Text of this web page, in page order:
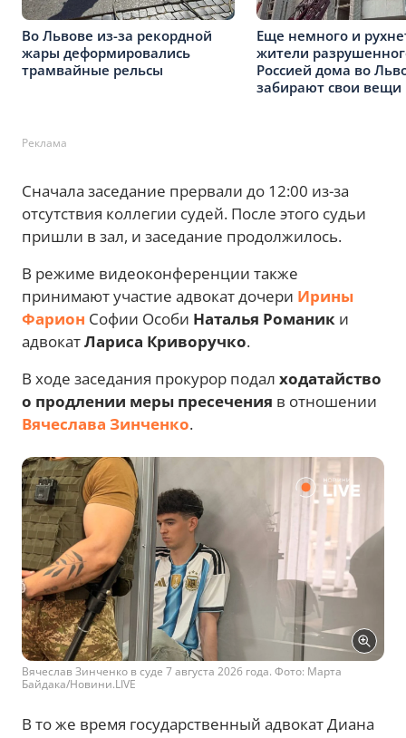
Во Львове из-за рекордной
жары деформировались
трамвайные рельсы
Еще немного и
жители
Россией дома во
забирают свои вещи
Реклама
Сначала заседание прервали до 12:00 из-за
отсутствия коллегии судей. После этого судьи
пришли в зал, и заседание продолжилось.
В режиме видеоконференции также
принимают участие адвокат дочери Ирины
Фарион Софии Особи Наталья Романик и
адвокатЛариса Криворучко.
В ходе заседания прокурор подал ходатайство
о продлении меры пресечения в отношении
Вячеслава Зинченко.
Вячеслав Зинченко в суде 7 августа 2026 года. Фото: Марта
Байдака/Новини.LIVE
В то же время государственный адвокат Диана